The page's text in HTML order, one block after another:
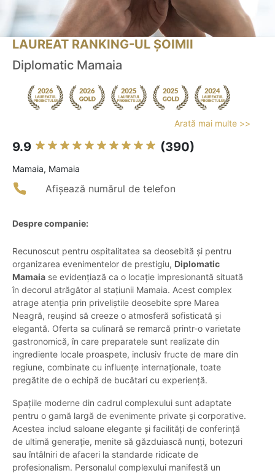
LAUREAT RANKING-UL ȘOIMII
Diplomatic Mamaia
Arată mai multe >>
9.9 (390)
Mamaia, Mamaia
Afișează numărul de telefon
Despre companie:
Recunoscut pentru ospitalitatea sa deosebită și pentru
organizarea evenimentelor de prestigiu, Diplomatic
Mamaia se evidențiază ca o locație impresionantă situată
în decorul atrăgător al stațiunii Mamaia. Acest complex
atrage atenția prin priveliștile deosebite spre Marea
Neagră, reușind să creeze o atmosferă sofisticată și
elegantă. Oferta sa culinară se remarcă printr-o varietate
gastronomică, în care preparatele sunt realizate din
ingrediente locale proaspete, inclusiv fructe de mare din
regiune, combinate cu influențe internaționale, toate
pregătite de o echipă de bucătari cu experiență.
Spațiile moderne din cadrul complexului sunt adaptate
pentru o gamă largă de evenimente private și corporative.
Acestea includ saloane elegante și facilități de conferință
de ultimă generație, menite să găzduiască nunți, botezuri
sau întâlniri de afaceri la standarde ridicate de
profesionalism. Personalul complexului manifestă un